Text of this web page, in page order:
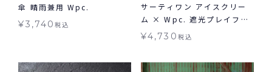
傘 晴雨兼用 Wpc.
¥3,740税込
サーティワン アイスクリー
ム × Wpc. 遮光プレイフル
アイスクリーム ミニ 日傘 折
¥4,730 税込